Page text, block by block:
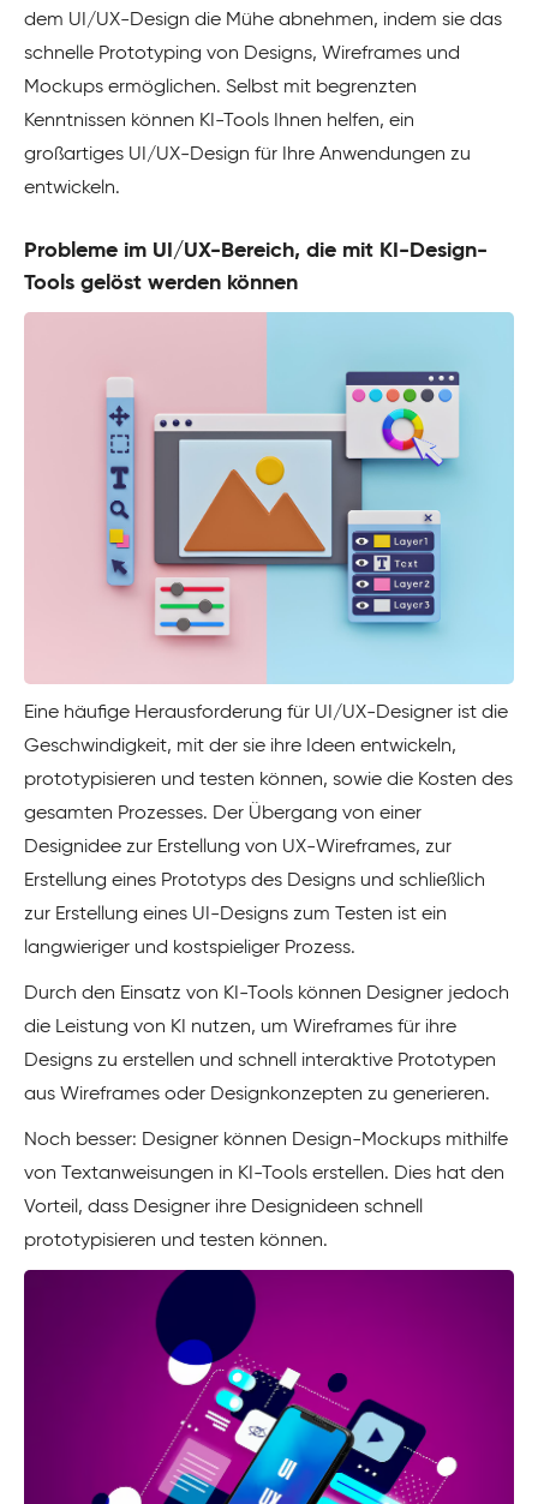
dem UI/UX-Design die Mühe abnehmen, indem sie das
schnelle Prototyping von Designs, Wireframes und
Mockups ermöglichen. Selbst mit begrenzten
Kenntnissen können KI-Tools Ihnen helfen, ein
großartiges UI/UX-Design für Ihre Anwendungen zu
entwickeln.
Probleme im UI/UX-Bereich, die mit KI-Design-
Tools gelöst werden können
Eine häufige Herausforderung für UI/UX-Designer ist die
Geschwindigkeit, mit der sie ihre Ideen entwickeln,
prototypisieren und testen können, sowie die Kosten des
gesamten Prozesses. Der Übergang von einer
Designidee zur Erstellung von UX-Wireframes, zur
Erstellung eines Prototyps des Designs und schließlich
zur Erstellung eines UI-Designs zum Testen ist ein
langwieriger und kostspieliger Prozess.
Durch den Einsatz von KI-Tools können Designer jedoch
die Leistung von KI nutzen, um Wireframes für ihre
Designs zu erstellen und schnell interaktive Prototypen
aus Wireframes oder Designkonzepten zu generieren.
Noch besser: Designer können Design-Mockups mithilfe
von Textanweisungen in KI-Tools erstellen. Dies hat den
Vorteil, dass Designer ihre Designideen schnell
prototypisieren und testen können.